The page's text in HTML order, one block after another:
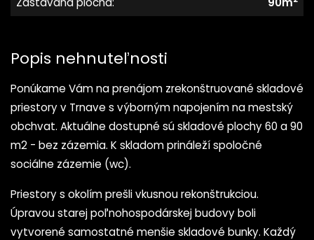
Popis nehnuteľnosti
Ponúkame Vám na prenájom zrekonštruované skladové
priestory v Trnave s výborným napojením na mestský
obchvat. Aktuálne dostupné sú skladové plochy 60 a 90
m2 - bez zázemia. K skladom prináleží spoločné
sociálne zázemie (wc).
Priestory s okolím prešli vkusnou rekonštrukciou.
Úpravou starej poľnohospodárskej budovy boli
vytvorené samostatné menšie skladové bunky. Každý